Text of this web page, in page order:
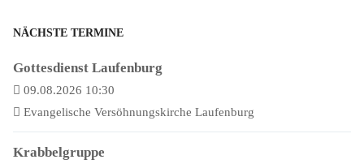
NÄCHSTE TERMINE
Gottesdienst Laufenburg
09.08.2026 10:30
Evangelische Versöhnungskirche Laufenburg
Krabbelgruppe